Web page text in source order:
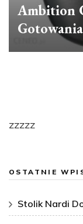
Ambition
zzzzz
OSTATNIE
Stolik Nardi